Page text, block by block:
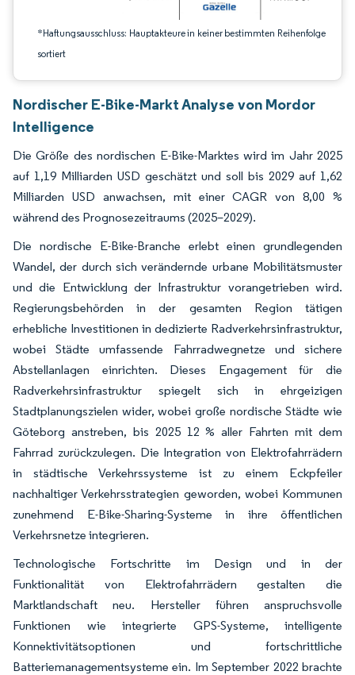
*Haftungsausschluss: Hauptakteure in keiner bestimmten Reihenfolge
sortiert
Nordischer E-Bike-Markt Analyse von Mordor
Intelligence
Die Größe des nordischen E-Bike-Marktes wird im Jahr 2025
auf 1,19 Milliarden USD geschätzt und soll bis 2029 auf 1,62
Milliarden USD anwachsen, mit einer CAGR von 8,00 %
während des Prognosezeitraums (2025–2029).
Die nordische E-Bike-Branche erlebt einen grundlegenden
Wandel, der durch sich verändernde urbane Mobilitätsmuster
und die Entwicklung der Infrastruktur vorangetrieben wird.
Regierungsbehörden in der gesamten Region tätigen
erhebliche Investitionen in dedizierte Radverkehrsinfrastruktur,
wobei Städte umfassende Fahrradwegnetze und sichere
Abstellanlagen einrichten. Dieses Engagement für die
Radverkehrsinfrastruktur spiegelt sich in ehrgeizigen
Stadtplanungszielen wider, wobei große nordische Städte wie
Göteborg anstreben, bis 2025 12 % aller Fahrten mit dem
Fahrrad zurückzulegen. Die Integration von Elektrofahrrädern
in städtische Verkehrssysteme ist zu einem Eckpfeiler
nachhaltiger Verkehrsstrategien geworden, wobei Kommunen
zunehmend E-Bike-Sharing-Systeme in ihre öffentlichen
Verkehrsnetze integrieren.
Technologische Fortschritte im Design und in der
Funktionalität von Elektrofahrrädern gestalten die
Marktlandschaft neu. Hersteller führen anspruchsvolle
Funktionen wie integrierte GPS-Systeme, intelligente
Konnektivitätsoptionen und fortschrittliche
Batteriemanagementsysteme ein. Im September 2022 brachte